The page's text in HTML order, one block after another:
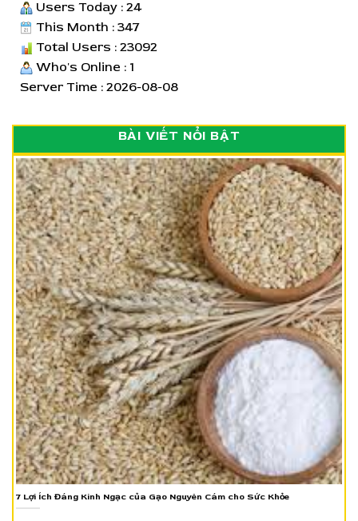
Users Today : 24
This Month : 347
Total Users : 23092
Who's Online : 1
Server Time : 2026-08-08
BÀI VIẾT NỔI BẬT
7 Lợi Ích Đáng Kinh Ngạc của Gạo Nguyên Cám cho Sức Khỏe